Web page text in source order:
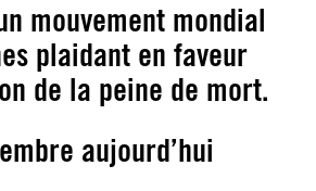
mouvement mondial
plaidant en faveur
de la peine de mort.
aujourd’hui